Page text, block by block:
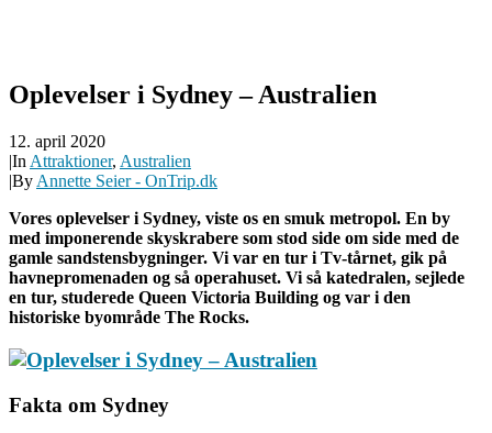
Oplevelser i Sydney – Australien
12. april 2020
|In Attraktioner, Australien
|By Annette Seier - OnTrip.dk
Vores oplevelser i Sydney, viste os en smuk metropol. En by
med imponerende skyskrabere som stod side om side med de
gamle sandstensbygninger. Vi var en tur i Tv-tårnet, gik på
havnepromenaden og så operahuset. Vi så katedralen, sejlede
en tur, studerede Queen Victoria Building og var i den
historiske byområde The Rocks.
Fakta om Sydney